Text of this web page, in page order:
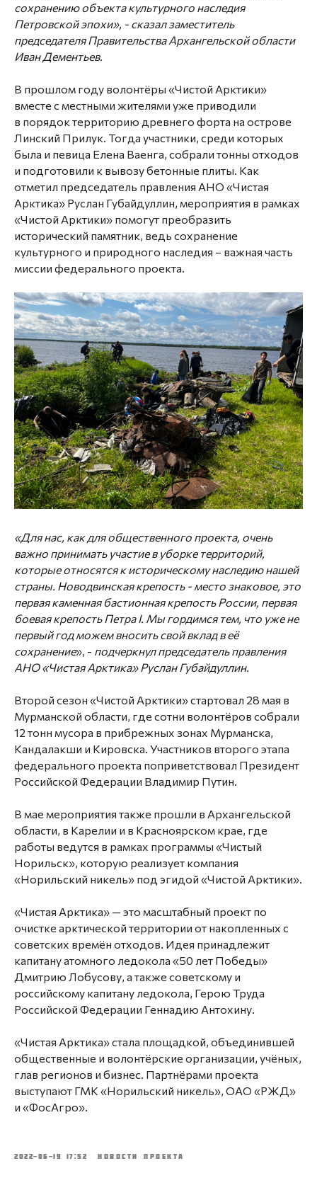
сохранению объекта культурного наследия
Петровской эпохи», - сказал заместитель
председателя Правительства Архангельской области
Иван Дементьев.
В прошлом году волонтёры «Чистой Арктики»
вместе с местными жителями уже приводили
в порядок территорию древнего форта на острове
Линский Прилук. Тогда участники, среди которых
была и певица Елена Ваенга, собрали тонны отходов
и подготовили к вывозу бетонные плиты. Как
отметил председатель правления АНО «Чистая
Арктика» Руслан Губайдуллин, мероприятия в рамках
«Чистой Арктики» помогут преобразить
исторический памятник, ведь сохранение
культурного и природного наследия – важная часть
миссии федерального проекта.
«Для нас, как для общественного проекта, очень
важно принимать участие в уборке территорий,
которые относятся к историческому наследию нашей
страны. Новодвинская крепость - место знаковое, это
первая каменная бастионная крепость России, первая
боевая крепость Петра I. Мы гордимся тем, что уже не
первый год можем вносить свой вклад в её
сохранение», - подчеркнул председатель правления
АНО «Чистая Арктика» Руслан Губайдуллин.
Второй сезон «Чистой Арктики» стартовал 28 мая в
Мурманской области, где сотни волонтёров собрали
12 тонн мусора в прибрежных зонах Мурманска,
Кандалакши и Кировска. Участников второго этапа
федерального проекта поприветствовал Президент
Российской Федерации Владимир Путин.
В мае мероприятия также прошли в Архангельской
области, в Карелии и в Красноярском крае, где
работы ведутся в рамках программы «Чистый
Норильск», которую реализует компания
«Норильский никель» под эгидой «Чистой Арктики».
«Чистая Арктика» — это масштабный проект по
очистке арктической территории от накопленных с
советских времён отходов. Идея принадлежит
капитану атомного ледокола «50 лет Победы»
Дмитрию Лобусову, а также советскому и
российскому капитану ледокола, Герою Труда
Российской Федерации Геннадию Антохину.
«Чистая Арктика» стала площадкой, объединившей
общественные и волонтёрские организации, учёных,
глав регионов и бизнес. Партнёрами проекта
выступают ГМК «Норильский никель», ОАО «РЖД»
и «ФосАгро».
2022-06-19 17:52 НОВОСТИ ПРОЕКТА